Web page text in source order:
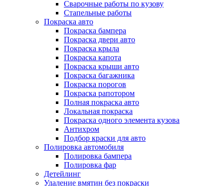
Сварочные работы по кузову
Стапельные работы
Покраска авто
Покраска бампера
Покраска двери авто
Покраска крыла
Покраска капота
Покраска крыши авто
Покраска багажника
Покраска порогов
Покраска рапотором
Полная покраска авто
Локальная покраска
Покраска одного элемента кузова
Антихром
Подбор краски для авто
Полировка автомобиля
Полировка бампера
Полировка фар
Детейлинг
Удаление вмятин без покраски